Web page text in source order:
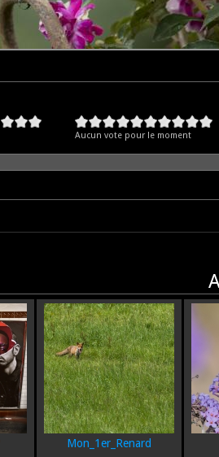
Aucun vote pour le moment
Mon_1er_Renard